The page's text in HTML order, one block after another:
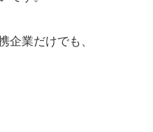
企業だけでも、